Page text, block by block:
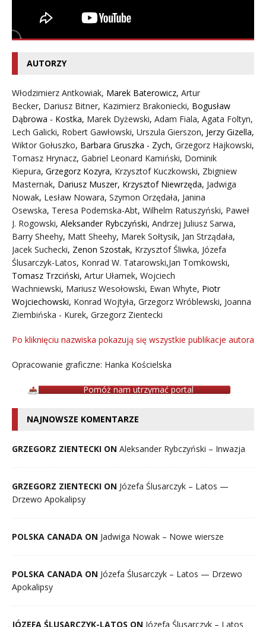
AUTORZY
Włodzimierz Antkowiak, Marek Baterowicz, Artur
Becker, Dariusz Bitner, Kazimierz Brakoniecki, Bogusław
Dąbrowa - Kostka, Marek Dyżewski, Adam Fiala, Agata Foltyn,
Lech Galicki, Robert Gawłowski, Urszula Gierszon, Jerzy Gizella,
Wiktor Gołuszko, Barbara Gruszka - Zych, Grzegorz Hajkowski,
Tomasz Hrynacz, Gabriel Leonard Kamiński, Dominik
Kiepura, Grzegorz Kozyra, Krzysztof Kuczkowski, Zbigniew
Masternak, Dariusz Muszer, Krzysztof Niewrzęda, Jadwiga
Nowak, Lesław Nowara, Szymon Orzędała, Janina
Osewska, Teresa Podemska-Abt, Wilhelm Ratuszyński, Paweł
J. Rogowski, Aleksander Rybczyński, Andrzej Juliusz Sarwa,
Barry Sheehy, Matt Sheehy, Marek Sołtysik, Jan Strządała,
Jacek Suchecki, Zenon Szostak, Krzysztof Śliwka, Józefa
Ślusarczyk-Latos, Konrad W. Tatarowski,Jan Tomkowski,
Tomasz Trzciński, Artur Ułamek, Wojciech
Wachniewski, Mariusz Wesołowski, Ewan Whyte, Piotr
Wojciechowski, Konrad Wojtyła, Grzegorz Wróblewski, Joanna
Ziembińska - Kurek, Grzegorz Zientecki
Po kliknięciu nazwiska pokazują się wszystkie publikacje autora
Opracowanie graficzne: Hanka Kościelska
Pomóż nam utrzymać portal
NAJNOWSZE KOMENTARZE
GRZEGORZ ZIENTECKI ON Aleksander Rybczyński – Inwazja
GRZEGORZ ZIENTECKI ON Józefa Ślusarczyk – Latos —
Drzewo Apokalipsy
POLSKA CANADA ON Jadwiga Nowak – Nowe wiersze
POLSKA CANADA ON Józefa Ślusarczyk – Latos — Drzewo
Apokalipsy
JÓZEFA ŚLUSARCZYK-LATOS ON Józefa Ślusarczyk – Latos